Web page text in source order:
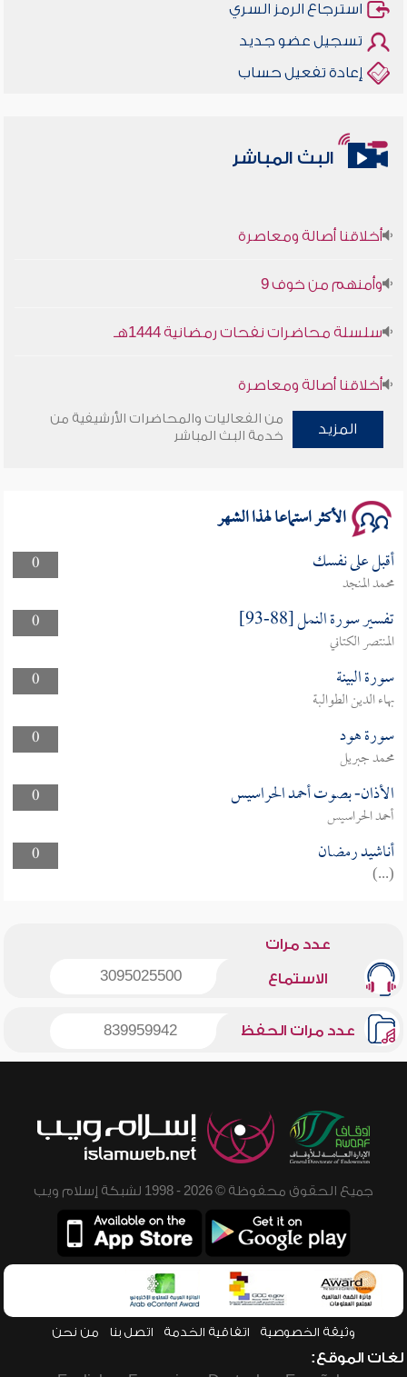
استرجاع الرمز السري
تسجيل عضو جديد
إعادة تفعيل حساب
البث المباشر
أخلاقنا أصالة ومعاصرة
وأمنهم من خوف 9
سلسلة محاضرات نفحات رمضانية 1444هـ
أخلاقنا أصالة ومعاصرة
وأمنهم من خوف 9
المزيد
من الفعاليات والمحاضرات الأرشيفية من
خدمة البث المباشر
الأكثر استماعا لهذا الشهر
0 أقبل على نفسك
محمد المنجد
0
تفسير سورة النمل [88-93]
المنتصر الكتاني
0
سورة البينة
بهاء الدين الطوالبة
0
سورة هود
محمد جبريل
0
الأذان- بصوت أحمد الحراسيس
أحمد الحراسيس
0
أناشيد رمضان
(...)
عدد مرات
الاستماع 3095025500
عدد مرات الحفظ 839959942
جميع الحقوق محفوظة © 2026 - 1998 لشبكة إسلام ويب
وثيقة الخصوصية اتفاقية الخدمة اتصل بنا من نحن
لغات الموقع: